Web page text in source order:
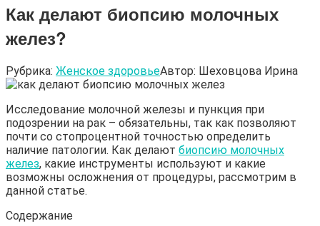
Как делают биопсию молочных
желез?
Рубрика: Женское здоровьеАвтор: Шеховцова Ирина
Исследование молочной железы и пункция при
подозрении на рак – обязательны, так как позволяют
почти со стопроцентной точностью определить
наличие патологии. Как делают биопсию молочных
желез, какие инструменты используют и какие
возможны осложнения от процедуры, рассмотрим в
данной статье.
Содержание